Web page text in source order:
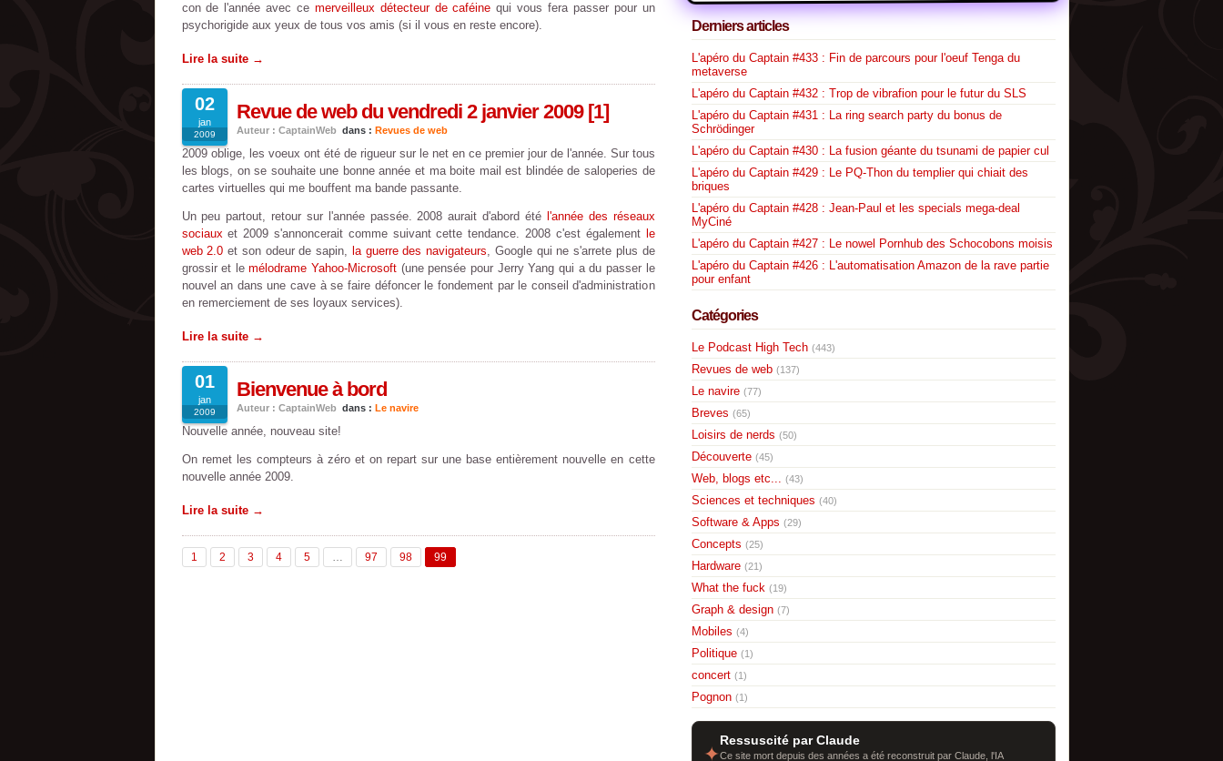
con de l'année avec ce merveilleux détecteur de caféine qui vous fera passer pour un
psychorigide aux yeux de tous vos amis (si il vous en reste encore).
Lire la suite →
02
jan
2009
Revue de web du vendredi 2 janvier 2009 [1]
Auteur : CaptainWeb dans : Revues de web
2009 oblige, les voeux ont été de rigueur sur le net en ce premier jour de l'année. Sur tous
les blogs, on se souhaite une bonne année et ma boite mail est blindée de saloperies de
cartes virtuelles qui me bouffent ma bande passante.
Un peu partout, retour sur l'année passée. 2008 aurait d'abord été l'année des réseaux
sociauxet 2009 s'annoncerait comme suivant cette tendance. 2008 c'est égalementle
web 2.0 et son odeur de sapin, la guerre des navigateurs, Google qui ne s'arrete plus de
grossir et lemélodrame Yahoo-Microsoft (une pensée pour Jerry Yang qui a du passer le
nouvel an dans une cave à se faire défoncer le fondement par le conseil d'administration
en remerciement de ses loyaux services).
Lire la suite →
01
jan
2009
Bienvenue à bord
Auteur : CaptainWeb dans : Le navire
Nouvelle année, nouveau site!
On remet les compteurs à zéro et on repart sur une base entièrement nouvelle en cette
nouvelle année 2009.
Lire la suite →
1 2 3 4 5 … 97 98 99
Derniers articles
L'apéro du Captain #433 : Fin de parcours pour l'oeuf Tenga du
metaverse
L'apéro du Captain #432 : Trop de vibrafion pour le futur du SLS
L'apéro du Captain #431 : La ring search party du bonus de
Schrödinger
L'apéro du Captain #430 : La fusion géante du tsunami de papier cul
L'apéro du Captain #429 : Le PQ-Thon du templier qui chiait des
briques
L'apéro du Captain #428 : Jean-Paul et les specials mega-deal
MyCiné
L'apéro du Captain #427 : Le nowel Pornhub des Schocobons moisis
L'apéro du Captain #426 : L'automatisation Amazon de la rave partie
pour enfant
Catégories
Le Podcast High Tech (443)
Revues de web (137)
Le navire (77)
Breves (65)
Loisirs de nerds (50)
Découverte (45)
Web, blogs etc... (43)
Sciences et techniques (40)
Software & Apps (29)
Concepts (25)
Hardware (21)
What the fuck (19)
Graph & design (7)
Mobiles (4)
Politique (1)
concert (1)
Pognon (1)
✦
Ressuscité par Claude
Ce site mort depuis des années a été reconstruit par Claude, l'IA